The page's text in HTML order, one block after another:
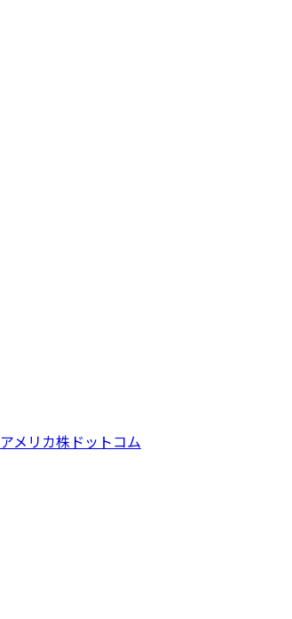
アメリカ株ドットコム